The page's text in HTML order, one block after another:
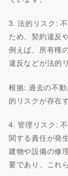
3. 法的リスク:
ため、契約違反
例えば、所有権
違反などが法的
根拠: 過去の不
的リスクが存在
4. 管理リスク:
関する責任が発
建物や設備の修
要であり、これ